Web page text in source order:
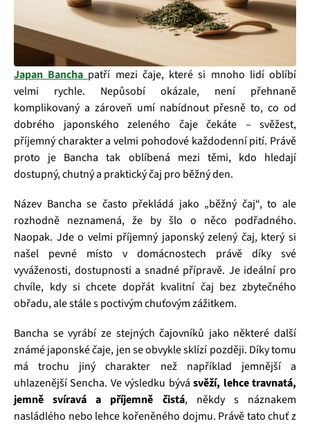
Japan Bancha patří mezi čaje, které si mnoho lidí oblíbí
velmi rychle. Nepůsobí okázale, není přehnaně
komplikovaný a zároveň umí nabídnout přesně to, co od
dobrého japonského zeleného čaje čekáte – svěžest,
příjemný charakter a velmi pohodové každodenní pití. Právě
proto je Bancha tak oblíbená mezi těmi, kdo hledají
dostupný, chutný a praktický čaj pro běžný den.
Název Bancha se často překládá jako „běžný čaj“, to ale
rozhodně neznamená, že by šlo o něco podřadného.
Naopak. Jde o velmi příjemný japonský zelený čaj, který si
našel pevné místo v domácnostech právě díky své
vyváženosti, dostupnosti a snadné přípravě. Je ideální pro
chvíle, kdy si chcete dopřát kvalitní čaj bez zbytečného
obřadu, ale stále s poctivým chuťovým zážitkem.
Bancha se vyrábí ze stejných čajovníků jako některé další
známé japonské čaje, jen se obvykle sklízí později. Díky tomu
má trochu jiný charakter než například jemnější a
uhlazenější Sencha. Ve výsledku bývásvěží, lehce travnatá,
jemně svíravá a příjemně čistá, někdy s náznakem
nasládlého nebo lehce kořeněného dojmu. Právě tato chuť z